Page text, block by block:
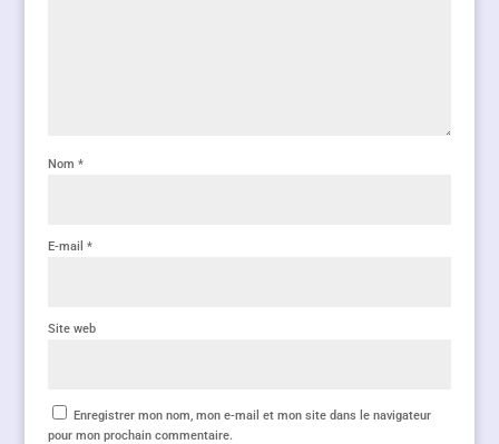
Nom *
E-mail *
Site web
Enregistrer mon nom, mon e-mail et mon site dans le navigateur
pour mon prochain commentaire.